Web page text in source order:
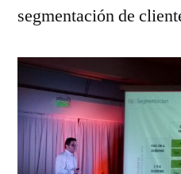
segmentación de